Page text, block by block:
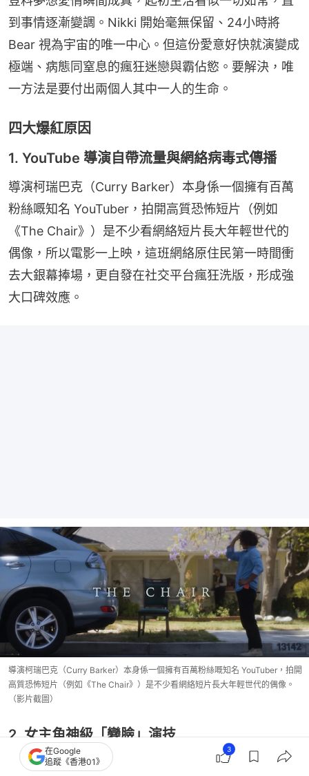
到事情逐漸變調。Nikki 開始毫無保留、24小時將
Bear 視為宇宙的唯一中心。但這份愛意好快就演變成
極端、病態同窒息的瘋狂迷戀與霸佔慾。要解決，唯
一方法是要付出兩個人其中一人的生命。
四大爆紅原因
1. YouTube 導演自帶流量與網絡病毒式傳播
導演柯瑞巴克（Curry Barker）本身係一個擁有百萬
粉絲嘅知名 YouTuber，拍開高質恐怖短片（例如
《The Chair》）是不少看網絡短片長大年輕世代的
偶像，所以電影一上映，這班網絡原住民第一時間衝
去大銀幕捧場，更自發在社交平台瘋狂洗版，形成強
大口碑效應。
導演柯瑞巴克（Curry Barker）本身係一個擁有百萬粉絲嘅知名 YouTuber，拍開
高質恐怖短片（例如《The Chair》）是不少看網絡短片長大年輕世代的偶像。
（影片截圖）
2. 女主角神級「變臉」演技
飾演女主角 Nikki 的英迪納瓦瑞特（Inde
在Google
追蹤《香港01》
3